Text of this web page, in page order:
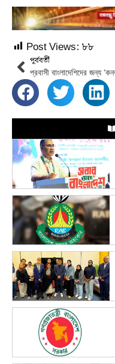
Post Views: ৮৮
পূর্ববর্তী